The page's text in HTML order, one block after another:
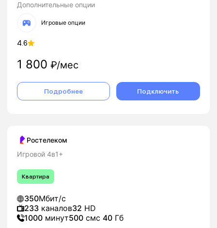
Дополнительные опции
Игровые опции
4.6
1 800 ₽/мес
Подробнее Подключить
Ростелеком
Игровой 4в1+
Квартира
350Мбит/с
233 каналов32 HD
1000 минут500 смс 40 Гб